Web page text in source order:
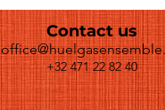
Contact us
+32 471 22 82 40